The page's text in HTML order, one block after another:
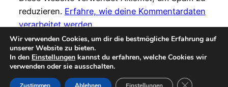
reduzieren. Erfahre, wie deine Kommentardaten
verarbeitet werden.
© teetrinkers-zuhause – 2026
Wir verwenden Cookies, um dir die bestmögliche Erfahrung auf
unserer Website zu bieten.
In den Einstellungen kannst du erfahren, welche Cookies wir
verwenden oder sie ausschalten.
GDPR